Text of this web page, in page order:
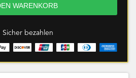
Sicher bezahlen